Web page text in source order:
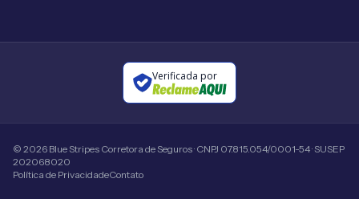
Verificada por
© 2026 Blue Stripes Corretora de Seguros · CNPJ 07.815.054/0001-54 · SUSEP
202068020
Política de PrivacidadeContato